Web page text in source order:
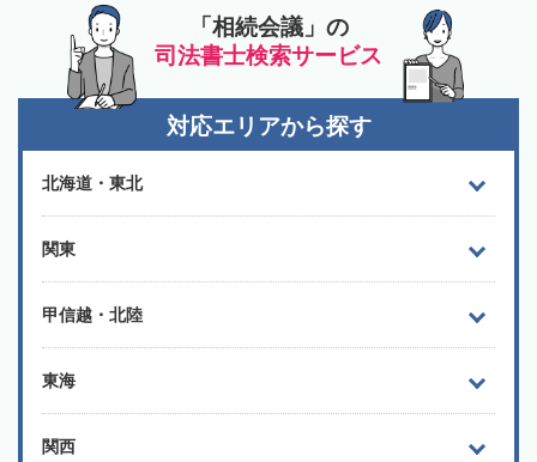
「相続会議」の
司法書士検索サービス
対応エリアから探す
北海道・東北
関東
甲信越・北陸
東海
関西